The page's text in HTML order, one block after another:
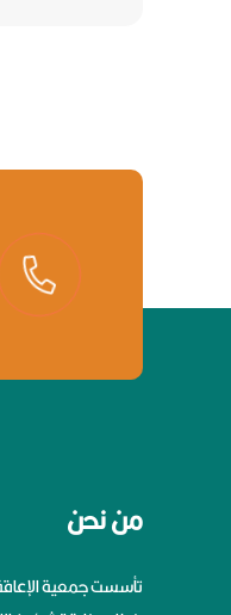
من نحن
تأسست جمعية الإعاقة